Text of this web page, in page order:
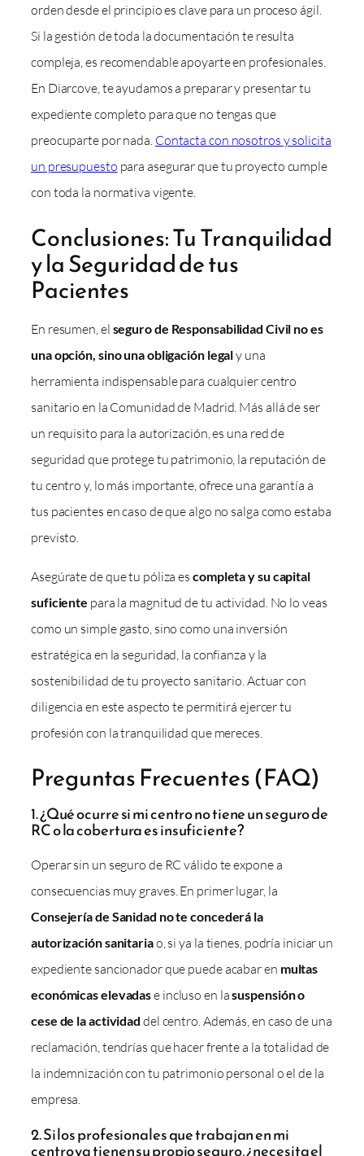
orden desde el principio es clave para un proceso ágil.
Si la gestión de toda la documentación te resulta
compleja, es recomendable apoyarte en profesionales.
En Diarcove, te ayudamos a preparar y presentar tu
expediente completo para que no tengas que
preocuparte por nada. Contacta con nosotros y solicita
un presupuesto para asegurar que tu proyecto cumple
con toda la normativa vigente.
Conclusiones: Tu Tranquilidad
y la Seguridad de tus
Pacientes
En resumen, el seguro de Responsabilidad Civil no es
una opción, sino una obligación legaly una
herramienta indispensable para cualquier centro
sanitario en la Comunidad de Madrid. Más allá de ser
un requisito para la autorización, es una red de
seguridad que protege tu patrimonio, la reputación de
tu centro y, lo más importante, ofrece una garantía a
tus pacientes en caso de que algo no salga como estaba
previsto.
Asegúrate de que tu póliza es completa y su capital
suficiente para la magnitud de tu actividad. No lo veas
como un simple gasto, sino como una inversión
estratégica en la seguridad, la confianza y la
sostenibilidad de tu proyecto sanitario. Actuar con
diligencia en este aspecto te permitirá ejercer tu
profesión con la tranquilidad que mereces.
Preguntas Frecuentes (FAQ)
1. ¿Qué ocurre si mi centro no tiene un seguro de
RC o la cobertura es insuficiente?
Operar sin un seguro de RC válido te expone a
consecuencias muy graves. En primer lugar, la
Consejería de Sanidad no te concederá la
autorización sanitariao, si ya la tienes, podría iniciar un
expediente sancionador que puede acabar en multas
económicas elevadase incluso en lasuspensión o
cese de la actividad del centro. Además, en caso de una
reclamación, tendrías que hacer frente a la totalidad de
la indemnización con tu patrimonio personal o el de la
empresa.
2. Si los profesionales que trabajan en mi
centro ya tienen su propio seguro, ¿necesita el